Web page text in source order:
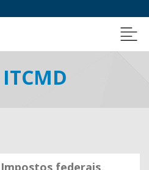
ITCMD
Impostos federais,